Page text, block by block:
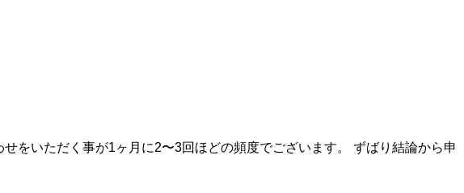
をいただく事が1ヶ月に2〜3回ほどの頻度でございます。 ずばり結論から申